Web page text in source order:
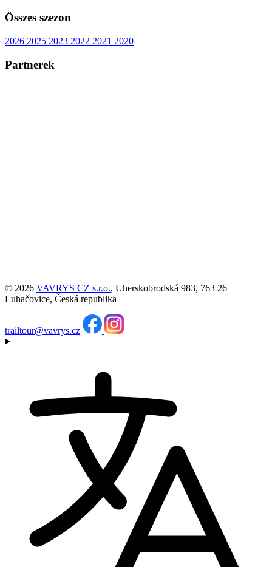
Összes szezon
2026 2025 2023 2022 2021 2020
Partnerek
© 2026 VAVRYS CZ s.r.o., Uherskobrodská 983, 763 26
Luhačovice, Česká republika
trailtour@vavrys.cz